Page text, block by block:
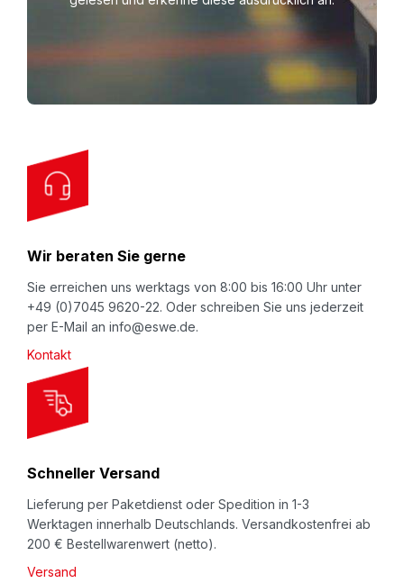
Beachten Sie auch unseren Video-Kanal
NOMATEC® Schaumprofil Backer Rod F (voll)
rundes Vollmaterial in grau. Maximaler
Schaumeinsatz für maximale Polsterwirkung. Für
Transport (innerbetrieblich oder beim Versand)
geeignet. Lieferbar als Meterware zum
Selbstablängen. Backer Rod sind kostengünstig und
wiederverwendbar.
o
O
u
r
e
w
s
e
t
e
r
Wir beraten Sie gerne
Sie erreichen uns werktags von 8:00 bis 16:00 Uhr unter
+49 (0)7045 9620-22. Oder schreiben Sie uns jederzeit
per E-Mail an info@eswe.de.
Kontakt
Schneller Versand
Lieferung per Paketdienst oder Spedition in 1-3
Werktagen innerhalb Deutschlands. Versandkostenfrei ab
200 € Bestellwarenwert (netto).
Versand